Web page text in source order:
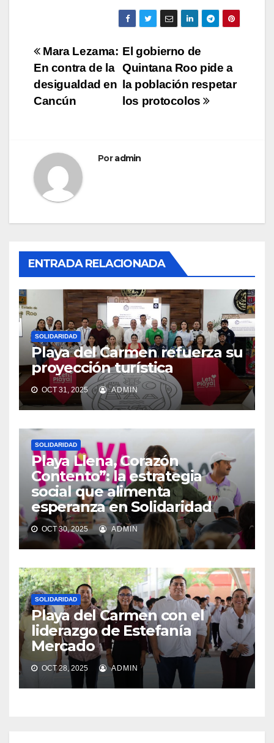
Navegación
de
entradas
El gobierno de
Quintana Roo pide a
la población respetar
los protocolos
Mara Lezama:
En contra de la
desigualdad en
Cancún
Poradmin
ENTRADA RELACIONADA
SOLIDARIDAD
Playa del Carmen refuerza su
proyección turística
OCT 31, 2025 ADMIN
SOLIDARIDAD
Playa Llena, Corazón
Contento”: la estrategia
social que alimenta
esperanza en Solidaridad
OCT 30, 2025 ADMIN
SOLIDARIDAD
Playa del Carmen con el
liderazgo de Estefanía
Mercado
OCT 28, 2025 ADMIN